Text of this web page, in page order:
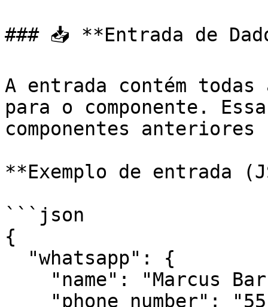
### 📥 **Entrada de
A entrada contém
para o componente.
componentes
**Exemplo de entrada
```json
{